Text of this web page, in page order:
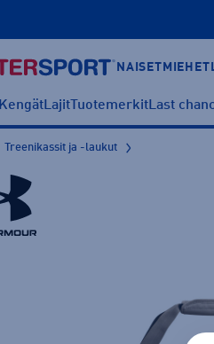
NAISET MIEHET
KengätLajitTuotemerkitLast
Treenikassit ja -laukut